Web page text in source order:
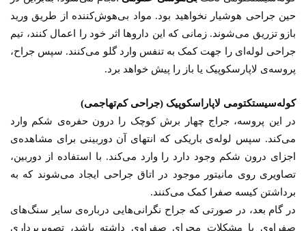
حین جراحی هوشیار نخواهید بود. مواد بی‌هوش‌کننده از طریق ورید
بازو تزریق می‌شوند. زمانی که این داروها اثر خود را اعمال کنند، تیم
جراحی لوله‌ای را جهت کمک به تنفس وارد گلو می‌کنند. سپس جراح،
پروسه‌ی لاپارسکوپیک یا باز را پیش خواهد برد.
کوله‌سیستکتومی لاپاراسکوپیک (جراحی کم‌تهاجمی)
در این پروسه، جراج چهار برش کوچک را درون حفره‌ی شکم وارد
می‌کند. سپس لوله‌ی باریکی که انتهای آن دوربینی برای مشاهده‌ی
اجزای درون شکم وجود دارد را وارد می‌کند. با استفاده از دوربین،
تصاویری روی مانیتور موجود در اتاق جراحی ایجاد می‌شوند که به
برداشتن کیسه صفرا کمک می‌کنند.
در گام بعد، در صورتی که جراح نگرانی‌هایی درباره‌ی سایر سنگ‌های
صفراوی یا مشکلات مجرای صفراوی داشته باشد، تصویربرداری